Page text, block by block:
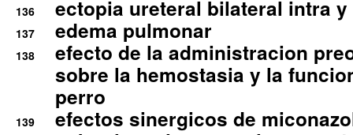
136 ectopia ureteral bilateral intra
137 edema pulmonar
138
efecto de la administracion
sobre la hemostasia y la
perro
139
efectos sinergicos de